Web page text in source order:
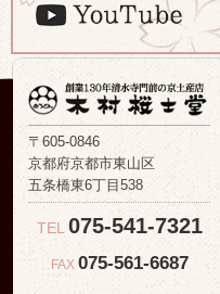
〒605-0846
京都府京都市東山区
五条橋東6丁目538
TEL 075-541-7321
FAX 075-561-6687